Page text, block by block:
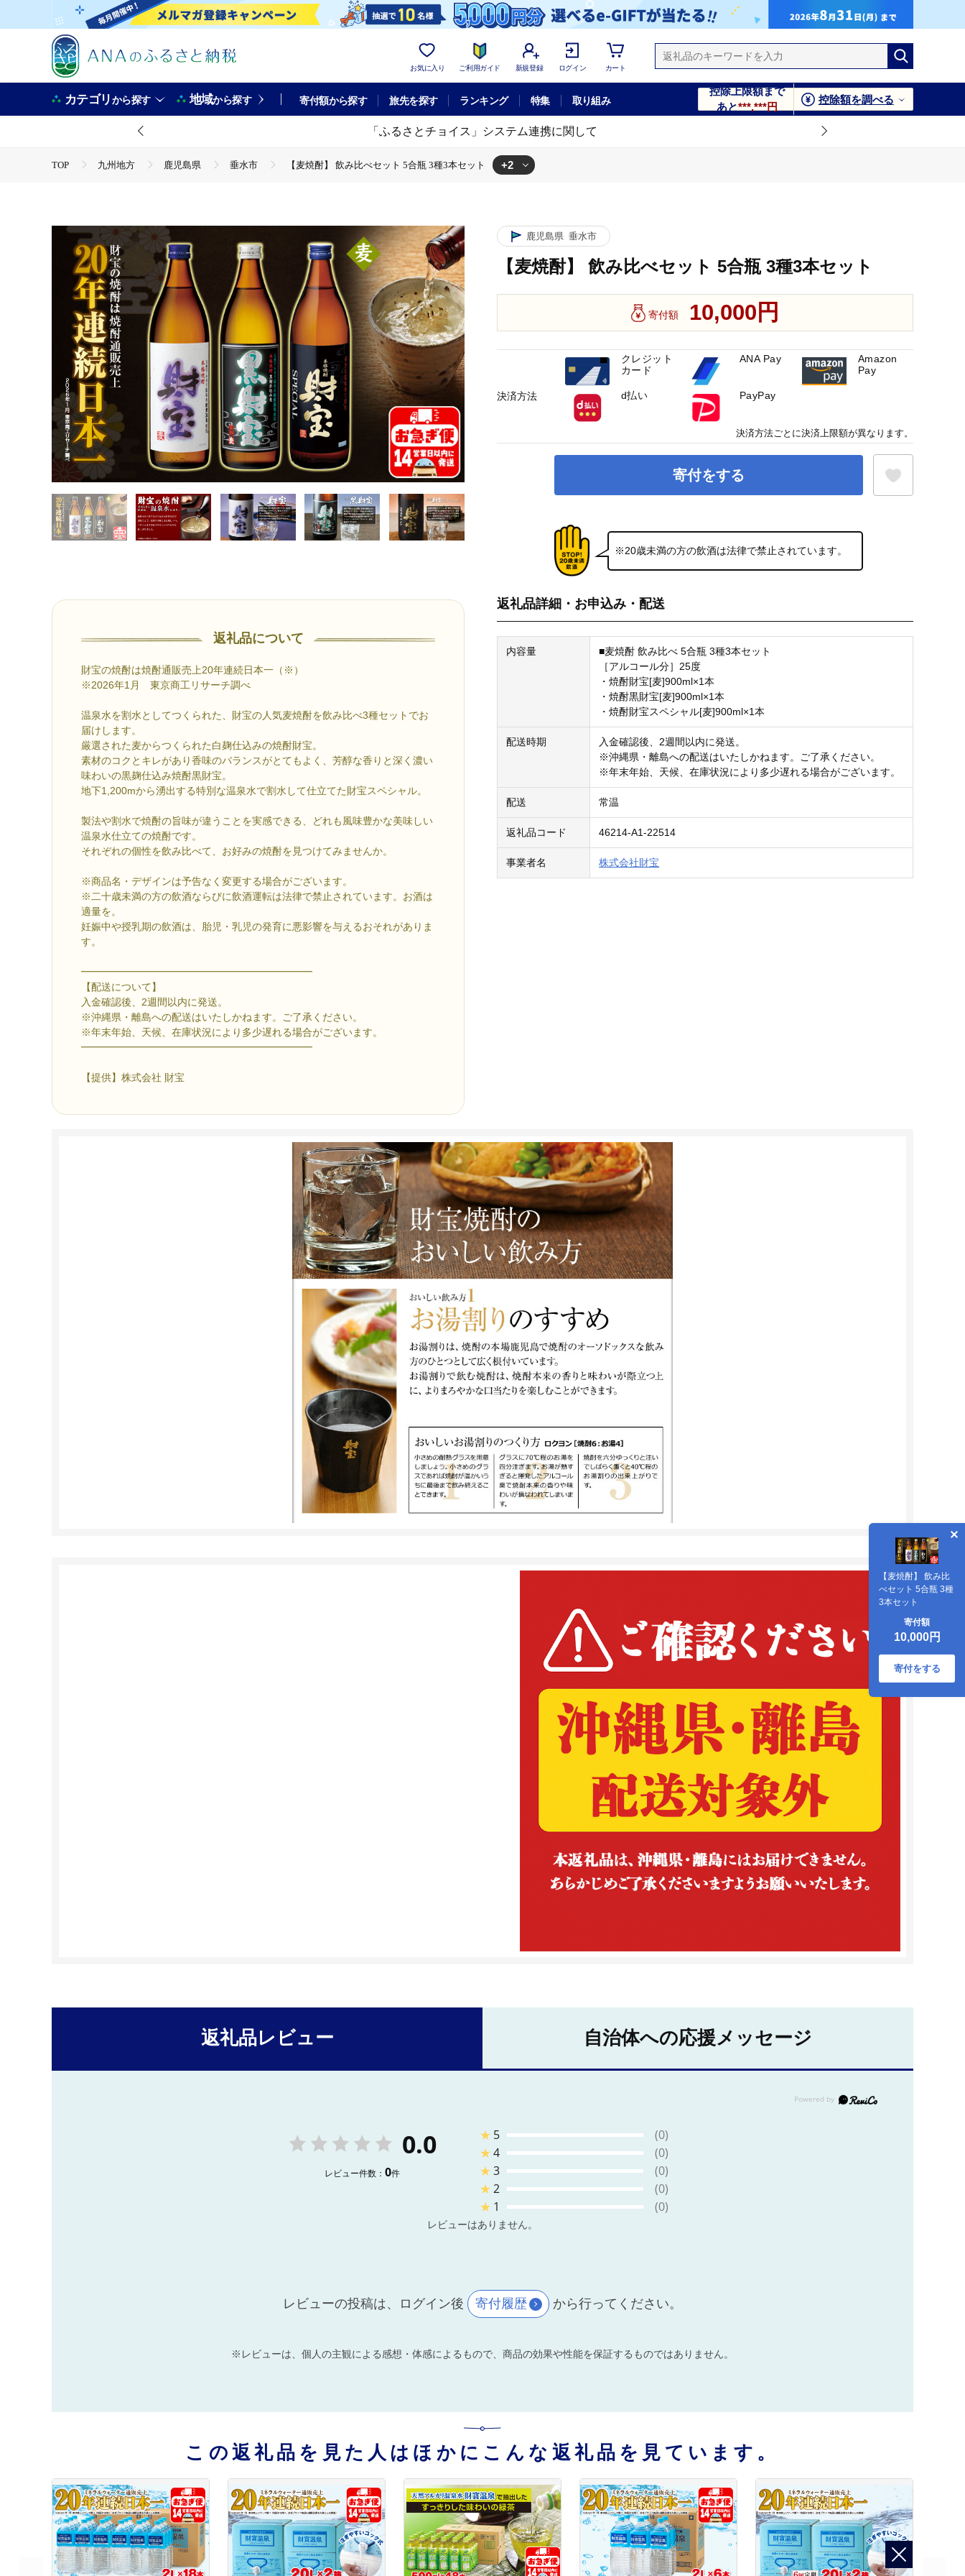
お気に入り ご利用ガイド 新規登録 ログイン カート
カテゴリから探す 地域から探す 寄付額から探す 旅先を探す ランキング 特集 取り組み
控除上限額まで
あと***,***円
控除額を調べる
「ふるさとチョイス」システム連携に関して
TOP 九州地方 鹿児島県 垂水市 【麦焼酎】 飲み比べセット 5合瓶 3種3本セット +2
返礼品について
財宝の焼酎は焼酎通販売上20年連続日本一（※）
※2026年1月 東京商工リサーチ調べ
温泉水を割水としてつくられた、財宝の人気麦焼酎を飲み比べ3種セットでお
届けします。
厳選された麦からつくられた白麹仕込みの焼酎財宝。
素材のコクとキレがあり香味のバランスがとてもよく、芳醇な香りと深く濃い
味わいの黒麹仕込み焼酎黒財宝。
地下1,200mから湧出する特別な温泉水で割水して仕立てた財宝スペシャル。
製法や割水で焼酎の旨味が違うことを実感できる、どれも風味豊かな美味しい
温泉水仕立ての焼酎です。
それぞれの個性を飲み比べて、お好みの焼酎を見つけてみませんか。
※商品名・デザインは予告なく変更する場合がございます。
※二十歳未満の方の飲酒ならびに飲酒運転は法律で禁止されています。お酒は
適量を。
妊娠中や授乳期の飲酒は、胎児・乳児の発育に悪影響を与えるおそれがありま
す。
━━━━━━━━━━━━━━━━━━━━━━━
【配送について】
入金確認後、2週間以内に発送。
※沖縄県・離島への配送はいたしかねます。ご了承ください。
※年末年始、天候、在庫状況により多少遅れる場合がございます。
━━━━━━━━━━━━━━━━━━━━━━━
【提供】株式会社 財宝
鹿児島県 垂水市
【麦焼酎】 飲み比べセット 5合瓶 3種3本セット
寄付額 10,000円
寄付をする
【麦焼酎】 飲み比
べセット 5合瓶 3種
3本セット
寄付額
10,000円
寄付をする
※20歳未満の方の飲酒は法律で禁止されています。
返礼品詳細・お申込み・配送
内容量
■麦焼酎 飲み比べ 5合瓶 3種3本セット
［アルコール分］25度
・焼酎財宝[麦]900ml×1本
・焼酎黒財宝[麦]900ml×1本
・焼酎財宝スペシャル[麦]900ml×1本
配送時期
入金確認後、2週間以内に発送。
※沖縄県・離島への配送はいたしかねます。ご了承ください。
※年末年始、天候、在庫状況により多少遅れる場合がございます。
配送 常温
返礼品コード 46214-A1-22514
事業者名 株式会社財宝
決済方法
クレジット
カード
ANA Pay
Amazon
Pay
d払い PayPay
決済方法ごとに決済上限額が異なります。
返礼品レビュー 自治体への応援メッセージ
0.0
レビュー件数： 0件
★ 5
(0)
★4
(0)
★3
(0)
★2
(0)
★ 1 (0)
レビューはありません。
レビューの投稿は、ログイン後 寄付履歴 から行ってください。
※レビューは、個人の主観による感想・体感によるもので、商品の効果や性能を保証するものではありません。
この返礼品を見た人はほかにこんな返礼品を見ています。